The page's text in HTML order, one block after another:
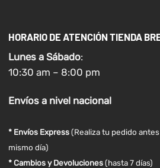
HORARIO DE ATENCIÓN TIENDA
Lunes a Sábado:
10:30 am – 8:00 pm
Envíosa nivel nacional
* Envíos Express(Realiza tu pedido
mismo día)
* Cambios y Devoluciones (hasta 7 días)